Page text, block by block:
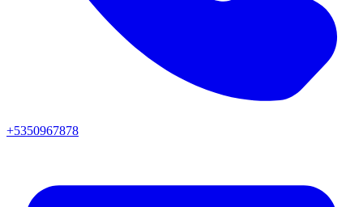
+5350967878